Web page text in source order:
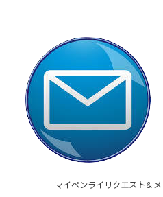
マイペンライリクエスト＆